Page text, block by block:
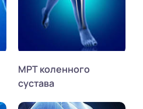
МРТ коленного
сустава